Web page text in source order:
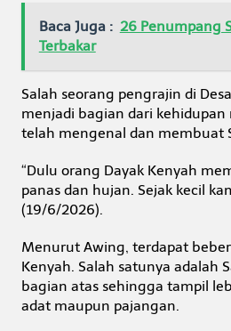
Baca Juga : 26 Penumpang
Terbakar
Salah seorang pengrajin di
menjadi bagian dari kehidupan
telah mengenal dan membuat
“Dulu orang Dayak Kenyah
panas dan hujan. Sejak kecil
(19/6/2026).
Menurut Awing, terdapat
Kenyah. Salah satunya adalah
bagian atas sehingga tampil
adat maupun pajangan.